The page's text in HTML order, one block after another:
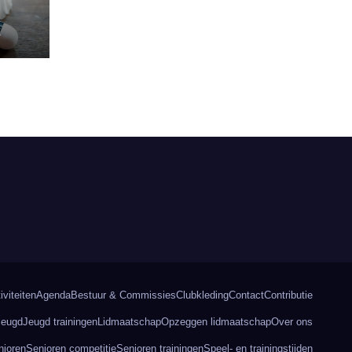
AgendaBestuur & CommissiesClubkledingContactContributie
Jeugd trainingenLidmaatschapOpzeggen lidmaatschapOver ons
Senioren competitieSenioren trainingenSpeel- en trainingstijden